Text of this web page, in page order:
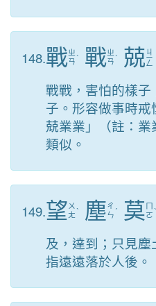
148.戰ㄓ
ㄢˋ 戰ㄓ
ㄢˋ 兢 ㄐ
ㄧ
ㄥ
戰戰，害怕的樣
子。形容做事時
兢業業」（註：業
類似。
149.望 ㄨ
ㄤˋ 塵ㄔ
ㄣ ˊ 莫 ㄇ
ㄛˋ
及，達到；只見塵
指遠遠落於人後。